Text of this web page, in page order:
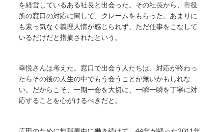
を経営しているある社長と出会った。その社長から、市役
所の窓口の対応に関して、クレームをもらった。あまりに
も素っ気なく義理人情が感じられず、ただ仕事をこなして
いるだけだと指摘されたという。
幸悦さんは考えた。窓口で出会う人たちは、対応が終わっ
たらその後の人生の中でもう会うことが無いかもしれな
い。だからこそ、一期一会を大切に、一瞬一瞬を丁寧に対
応することを心がけるべきだと。